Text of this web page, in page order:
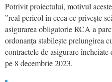
Potrivit proiectului, motivul
”real pericol în ceea ce privește
asigurarea obligatorie RCA a
ordonanța stabilește prelungirea
contractele de asigurare
pe 8 decembrie 2023.